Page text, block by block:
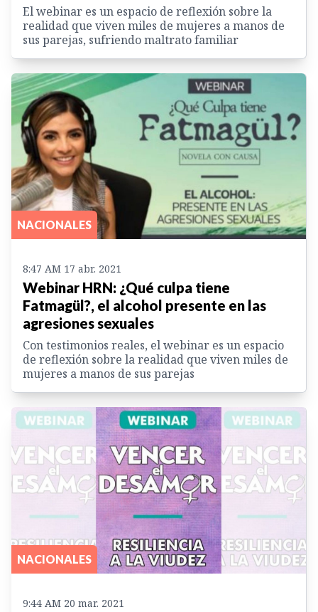
El webinar es un espacio de reflexión sobre la
realidad que viven miles de mujeres a manos de
sus parejas, sufriendo maltrato familiar
NACIONALES
8:47 AM 17 abr. 2021
Webinar HRN: ¿Qué culpa tiene
Fatmagül?, el alcohol presente en las
agresiones sexuales
Con testimonios reales, el webinar es un espacio
de reflexión sobre la realidad que viven miles de
mujeres a manos de sus parejas
NACIONALES
9:44 AM 20 mar. 2021